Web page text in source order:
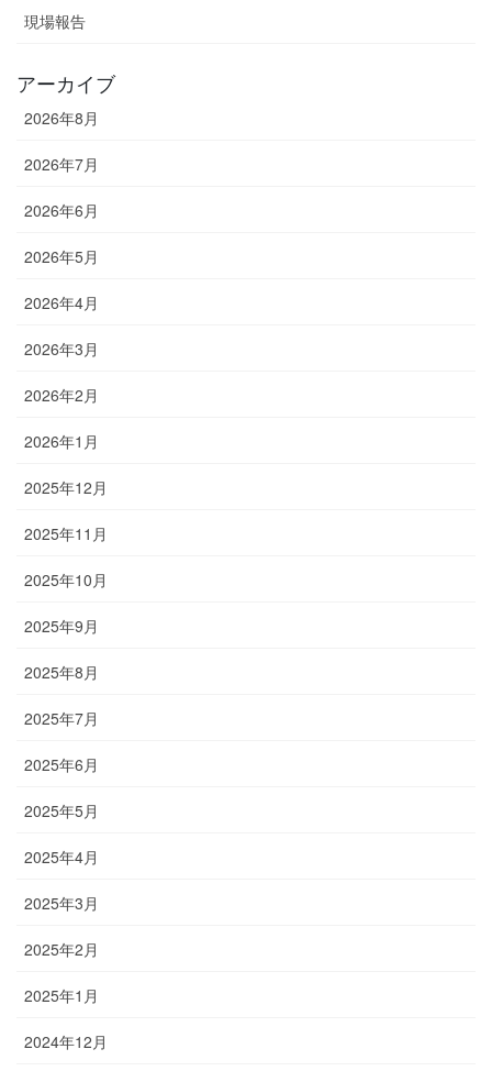
現場報告
アーカイブ
2026年8月
2026年7月
2026年6月
2026年5月
2026年4月
2026年3月
2026年2月
2026年1月
2025年12月
2025年11月
2025年10月
2025年9月
2025年8月
2025年7月
2025年6月
2025年5月
2025年4月
2025年3月
2025年2月
2025年1月
2024年12月